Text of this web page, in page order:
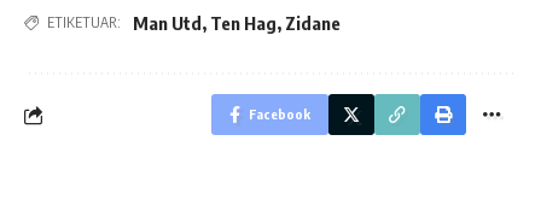
ETIKETUAR: Man Utd, Ten Hag, Zidane
Facebook